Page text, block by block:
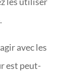
avec les
est peut-